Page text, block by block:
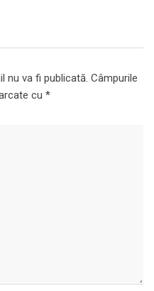
nu va fi publicată. Câmpurile
cu *